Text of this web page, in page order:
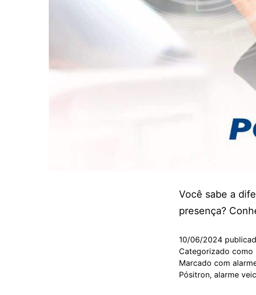
Você sabe a
presença?
10/06/2024
Categorizado como
Marcado com
Pósitron, alarme